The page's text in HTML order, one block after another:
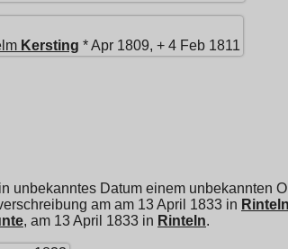
Kersting * Apr 1809, + 4 Feb 1811
unbekanntes Datum einem unbekannten
am am 13 April 1833 in Rinteln
, am 13 April 1833 in Rinteln.